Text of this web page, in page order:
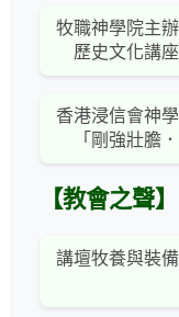
牧職神學院主辦
歷史文化講座
香港浸信會神
「剛強壯膽
【教會之聲】
講壇牧養與裝備